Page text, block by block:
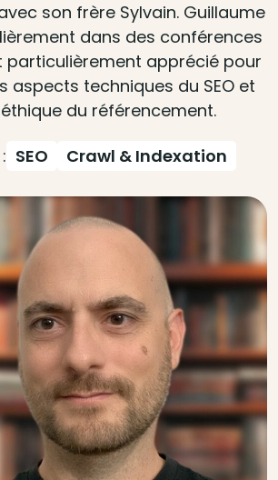
son frère Sylvain. Guillaume
dans des conférences
particulièrement apprécié pour
aspects techniques du SEO et
du référencement.
SEO Crawl & Indexation